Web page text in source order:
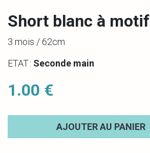
Short blanc à motif
3 mois / 62cm
ETAT : Seconde main
1.00 €
AJOUTER AU PANIER